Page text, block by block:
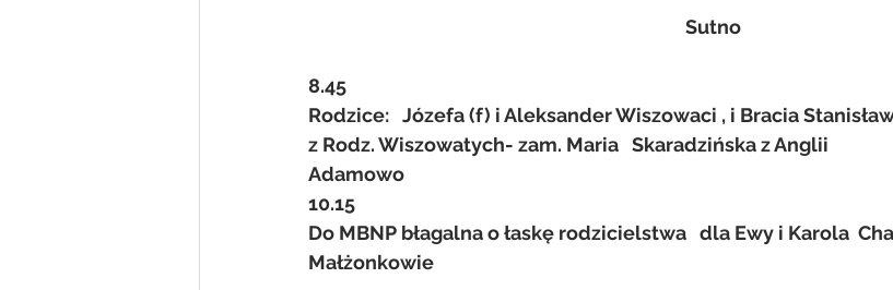
Sutno
8.45
Rodzice:   Józefa (f) i Aleksander Wiszowaci , i Bracia
z Rodz. Wiszowatych- zam. Maria   Skaradzińska z Anglii
Adamowo
10.15
Do MBNP błagalna o łaskę rodzicielstwa   dla Ewy i Karola
Małżonkowie